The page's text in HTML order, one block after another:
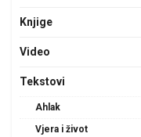
Knjige
Video
Tekstovi
Ahlak
Vjera i život